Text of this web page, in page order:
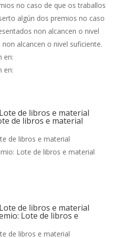
no caso de que os traballos
algún dos premios no caso
non alcancen o nivel
alcancen o nivel suficiente.
en:
en:
de libros e material
de libros e material
de libros e material
Lote de libros e material
de libros e material
Lote de libros e
de libros e material